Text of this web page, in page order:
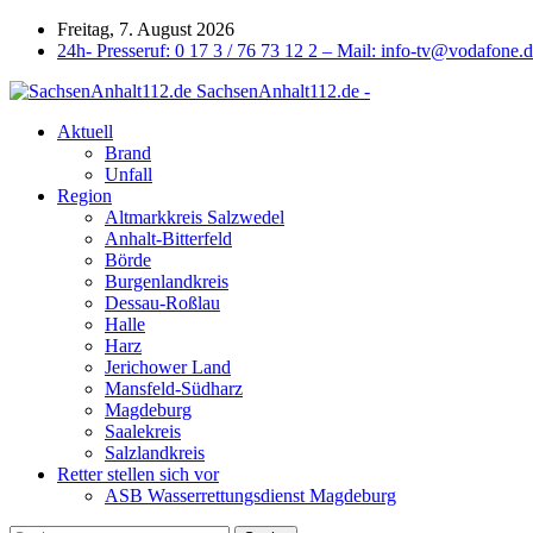
Freitag, 7. August 2026
24h- Presseruf: 0 17 3 / 76 73 12 2 – Mail: info-
SachsenAnhalt112.de -
Aktuell
Brand
Unfall
Region
Altmarkkreis Salzwedel
Anhalt-Bitterfeld
Börde
Burgenlandkreis
Dessau-Roßlau
Halle
Harz
Jerichower Land
Mansfeld-Südharz
Magdeburg
Saalekreis
Salzlandkreis
Retter stellen sich vor
ASB Wasserrettungsdienst Magdeburg